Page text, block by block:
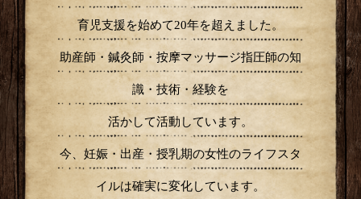
育児支援を始めて20年を超えました。
助産師・鍼灸師・按摩マッサージ指圧師の知
識・技術・経験を
活かして活動しています。
今、妊娠・出産・授乳期の女性のライフスタ
イルは確実に変化しています。